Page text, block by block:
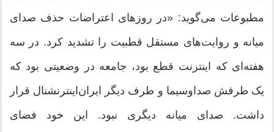
مطبوعات می‌گوید: «در روزهای اعتراضات حذف صدای
میانه و روایت‌های مستقل قطبیت را تشدید کرد. در سه
هفته‌ای که اینترنت قطع بود، جامعه در وضعیتی بود که
یک طرفش صداوسیما و طرف دیگر ایران‌اینترنشنال قرار
داشت. صدای میانه دیگری نبود. این خود فضای